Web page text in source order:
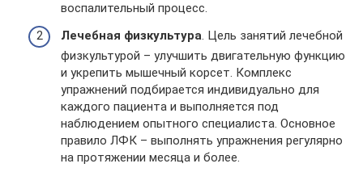
воспалительный процесс.
Лечебная физкультура. Цель занятий лечебной
физкультурой – улучшить двигательную функцию
и укрепить мышечный корсет. Комплекс
упражнений подбирается индивидуально для
каждого пациента и выполняется под
наблюдением опытного специалиста. Основное
правило ЛФК – выполнять упражнения регулярно
на протяжении месяца и более.